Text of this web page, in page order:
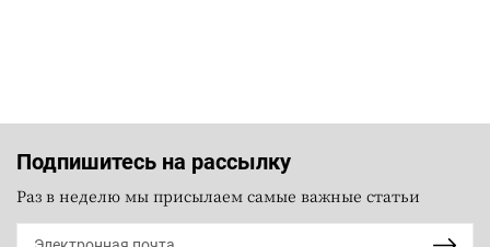
Подпишитесь на рассылку
Раз в неделю мы присылаем самые важные статьи